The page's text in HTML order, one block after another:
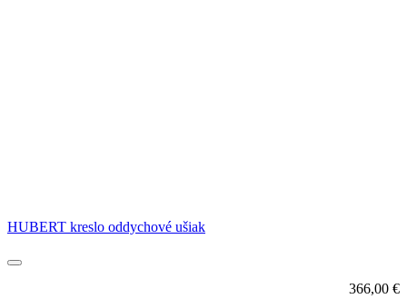
HUBERT kreslo oddychové ušiak
366,00 €